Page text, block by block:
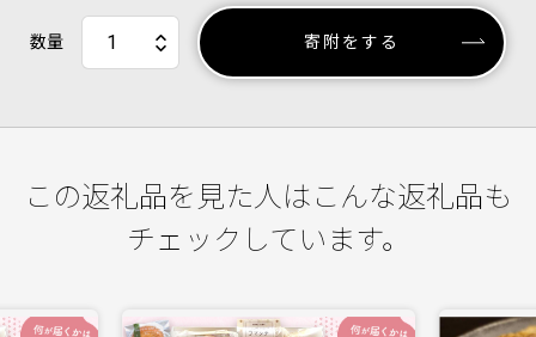
数量 寄附をする
この返礼品を見た人はこんな返礼品も
チェックしています。